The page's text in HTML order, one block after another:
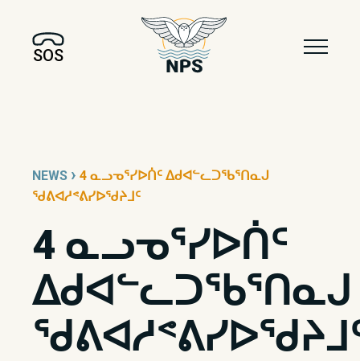
SOS
NEWS › 4 ᓇᓗᓀᕐᓯᐅᑏᑦ ᐃᑯᐊᓪᓚᑐᖃᕐᑎᓇᒍ
ᖁᕕᐊᓱᕝᕕᓯᐅᖁᔨᒧᑦ
4 ᓇᓗᓀᕐᓯᐅᑏᑦ
ᐃᑯᐊᓪᓚᑐᖃᕐᑎᓇᒍ